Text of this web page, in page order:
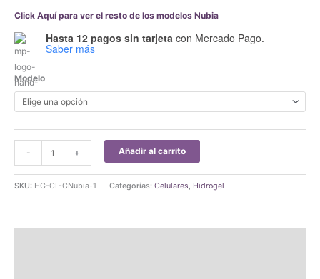
Click Aquí para ver el resto de los modelos Nubia
Hasta 12 pagos sin tarjeta con Mercado Pago.
Saber más
Modelo
-
Hidrogel
Protector
(Pag
+ Añadir al carrito
SKU: HG-CL-CNubia-1 Categorías: Celulares, Hidrogel